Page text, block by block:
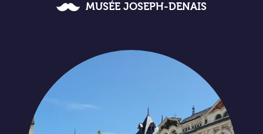
MUSÉE JOSEPH-DENAIS